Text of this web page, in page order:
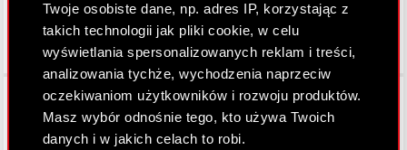
Twoje osobiste dane, np. adres IP, korzystając z
takich technologii jak pliki cookie, w celu
wyświetlania spersonalizowanych reklam i treści,
analizowania tychże, wychodzenia naprzeciw
oczekiwaniom użytkowników i rozwoju produktów.
Masz wybór odnośnie tego, kto używa Twoich
danych i w jakich celach to robi.
Facebook